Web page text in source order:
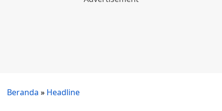
Beranda » Headline